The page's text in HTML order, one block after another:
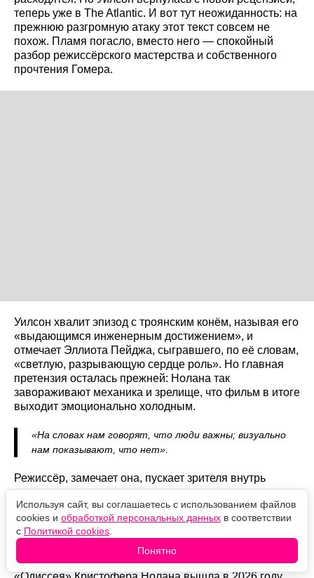
теперь уже в The Atlantic. И вот тут неожиданность: на
прежнюю разгромную атаку этот текст совсем не
похож. Пламя погасло, вместо него — спокойный
разбор режиссёрского мастерства и собственного
прочтения Гомера.
Уилсон хвалит эпизод с троянским конём, называя его
«выдающимся инженерным достижением», и
отмечает Эллиота Пейджа, сыгравшего, по её словам,
«светлую, разрывающую сердце роль». Но главная
претензия осталась прежней: Нолана так
завораживают механика и зрелище, что фильм в итоге
выходит эмоционально холодным.
«На словах нам говорят, что люди важны; визуально
нам показывают, что нет».
Режиссёр, замечает она, пускает зрителя внутрь
троянского коня, но так и не пускает внутрь самих
героев. Итог она формулирует коротко:
«Визуально ошеломляющий, эмоционально
Используя сайт, вы соглашаетесь с использованием файлов
cookies и обработкой персональных данных в соответствии
с Политикой cookies
Понятно